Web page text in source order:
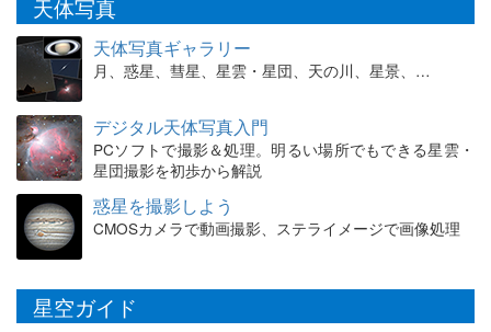
天体写真
天体写真ギャラリー
月、惑星、彗星、星雲・星団、天の川、星景、…
デジタル天体写真入門
PCソフトで撮影＆処理。明るい場所でもできる星雲・
星団撮影を初歩から解説
惑星を撮影しよう
CMOSカメラで動画撮影、ステライメージで画像処理
星空ガイド